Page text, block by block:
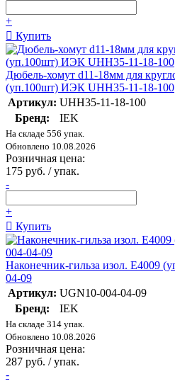
+
Купить
Дюбель-хомут d11-18мм для
(уп.100шт) ИЭК UHH35-11-18-100
Артикул: UHH35-11-18-100
Бренд:
IEK
На складе 556 упак.
Обновлено 10.08.2026
Розничная цена:
175 руб. / упак.
-
+
Купить
Наконечник-гильза изол. Е4009
04-09
Артикул: UGN10-004-04-09
Бренд:
IEK
На складе 314 упак.
Обновлено 10.08.2026
Розничная цена:
287 руб. / упак.
-